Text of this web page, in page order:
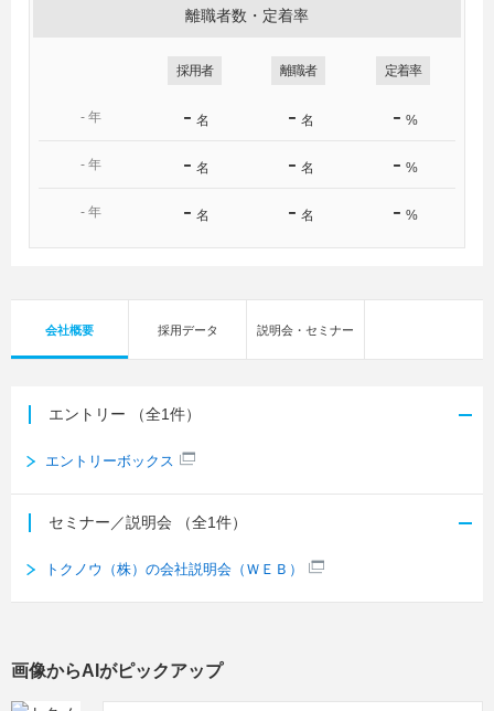
離職者数・定着率
採用者 離職者 定着率
- 年 - 名 - 名 - %
- 年 - 名 - 名 - %
- 年 - 名 - 名 - %
会社概要 採用データ 説明会・セミナー
エントリー （全1件）
エントリーボックス
セミナー／説明会 （全1件）
トクノウ（株）の会社説明会（ＷＥＢ）
画像からAIがピックアップ